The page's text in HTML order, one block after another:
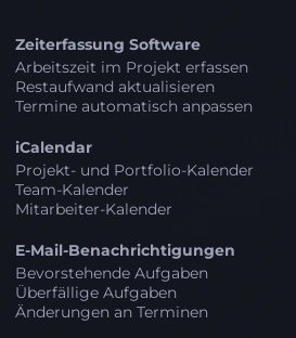
Zeiterfassung Software
Arbeitszeit im Projekt erfassen
Restaufwand aktualisieren
Termine automatisch anpassen
iCalendar
Projekt- und Portfolio-Kalender
Team-Kalender
Mitarbeiter-Kalender
E-Mail-Benachrichtigungen
Bevorstehende Aufgaben
Überfällige Aufgaben
Änderungen an Terminen